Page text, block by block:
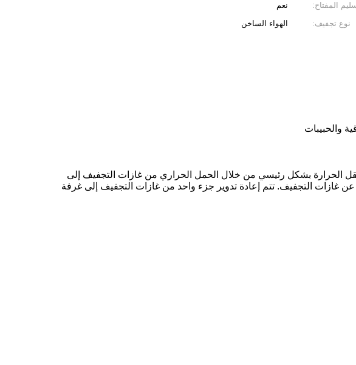
المفتاح:
نعم
نوع تجفيف:
الهواء الساخن
والحبيبات
الحرارة بشكل رئيسي من خلال الحمل الحراري من غازات التجفيف إلى
عن غازات التجفيف. تتم إعادة تدوير جزء واحد من غازات التجفيف إلى غرفة